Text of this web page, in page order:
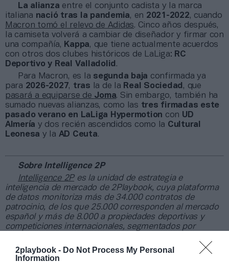
2playbook - Do Not Process My Personal
Information
La alianza entre el conjunto cadista y la marca
italiana nació tras la pandemia, en 2021-2022, cuando
Macron tomó el relevo de Adidas. Cinco años después,
la camiseta volverá a cambiar de diseñador y firmar con
una compañía, Kappa, que tiene actualmente acuerdos
con otros dos clubes históricos de LaLiga: RC
Deportivo y Real Valladolid .
Para Macron, es la segunda baja confirmada ya
para 2026-2027, tras la de la Real Sociedad , que
pasará a equiparse de Joma. Sin embargo, también ha
sumado nuevas alianzas, como las tres firmadas este
pasado verano en LaLiga Hypermotion con UD
Almería y dos recién ascendidos como la Cultural
Leonesa y la AD Ceuta.
Sobre Intelligence 2P
Intelligence 2Pes la unidad de estrategia e
inteligencia de mercado de 2Playbook, cuya plataforma
de datos monitoriza más de 34.000 contratos de
patrocinio, de los que 25.000 corresponden al mercado
español y más de 8.000 a propiedades deportivas y
competiciones internacionales, segmentados por
producto y valor económico aproximado de cada
acuerdo. Si quieres más información, contacta con